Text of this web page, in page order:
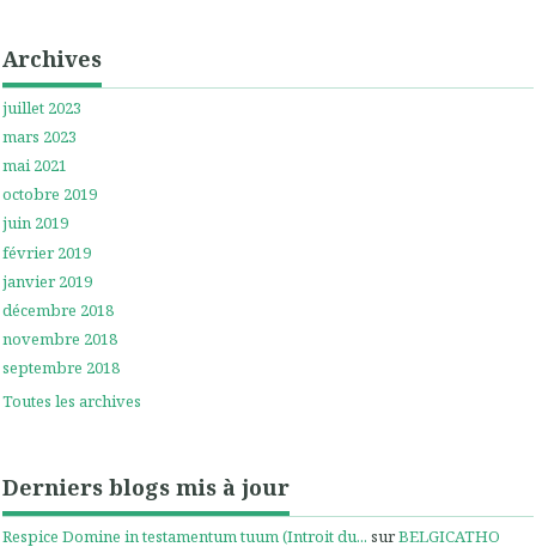
Archives
juillet 2023
mars 2023
mai 2021
octobre 2019
juin 2019
février 2019
janvier 2019
décembre 2018
novembre 2018
septembre 2018
Toutes les archives
Derniers blogs mis à jour
Respice Domine in testamentum tuum (Introit du... surBELGICATHO